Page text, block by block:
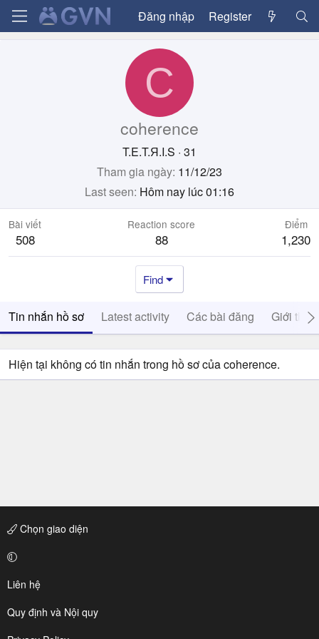
Đăng nhập Register
C
coherence
T.E.T.Я.I.S · 31
Tham gia ngày 11/12/23
Last seen Hôm nay lúc 01:16
Bài viết
508
Reaction score
88
Điểm
1,230
Find
Tin nhắn hồ sơ Latest activity Các bài đăng Giới thiệu
Hiện tại không có tin nhắn trong hồ sơ của coherence.
Chọn giao diện
Liên hệ
Quy định và Nội quy